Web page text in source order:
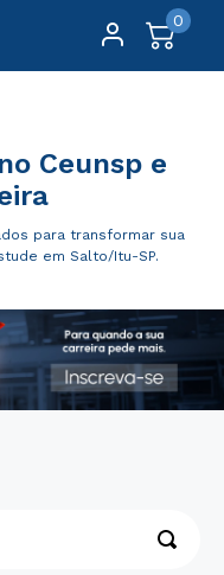
0
Ceunsp e
para transformar sua
em Salto/Itu-SP.